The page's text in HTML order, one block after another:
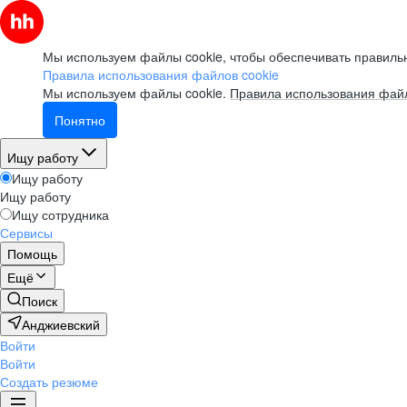
Мы используем файлы cookie, чтобы обеспечивать
Правила использования файлов cookie
Мы используем файлы cookie. Правила использования
Понятно
Ищу работу
Ищу работу
Ищу работу
Ищу сотрудника
Сервисы
Помощь
Ещё
Поиск
Анджиевский
Войти
Войти
Создать резюме